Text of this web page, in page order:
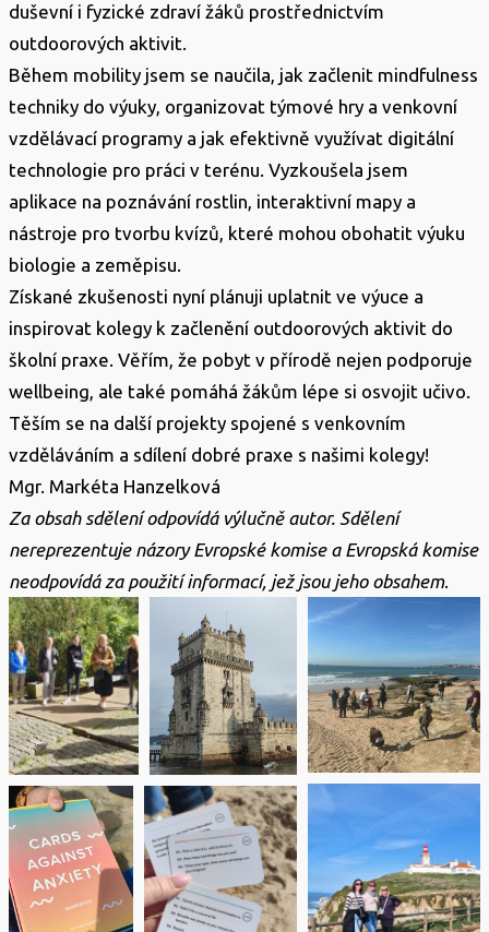
duševní i fyzické zdraví žáků prostřednictvím
outdoorových aktivit.
Během mobility jsem se naučila, jak začlenit mindfulness
techniky do výuky, organizovat týmové hry a venkovní
vzdělávací programy a jak efektivně využívat digitální
technologie pro práci v terénu. Vyzkoušela jsem
aplikace na poznávání rostlin, interaktivní mapy a
nástroje pro tvorbu kvízů, které mohou obohatit výuku
biologie a zeměpisu.
Získané zkušenosti nyní plánuji uplatnit ve výuce a
inspirovat kolegy k začlenění outdoorových aktivit do
školní praxe. Věřím, že pobyt v přírodě nejen podporuje
wellbeing, ale také pomáhá žákům lépe si osvojit učivo.
Těším se na další projekty spojené s venkovním
vzděláváním a sdílení dobré praxe s našimi kolegy!
Mgr. Markéta Hanzelková
Za obsah sdělení odpovídá výlučně autor. Sdělení
nereprezentuje názory Evropské komise a Evropská komise
neodpovídá za použití informací, jež jsou jeho obsahem.